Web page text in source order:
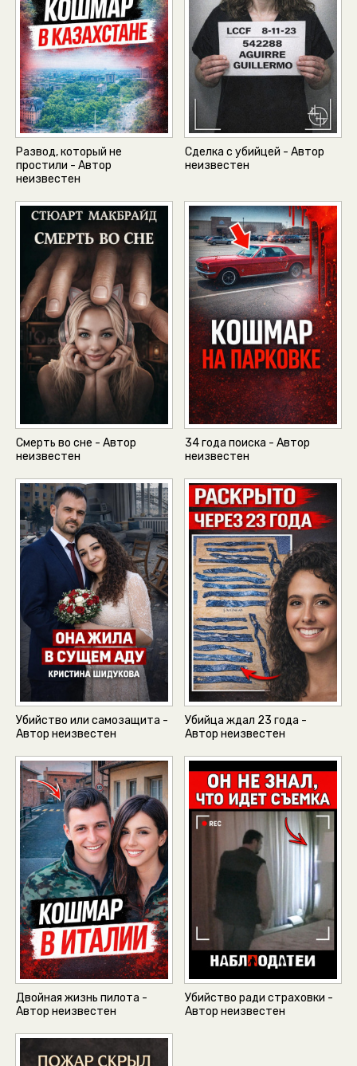
Развод, который не
простили - Автор
неизвестен
Сделка с убийцей - Автор
неизвестен
Смерть во сне - Автор
неизвестен
34 года поиска - Автор
неизвестен
Убийство или самозащита -
Автор неизвестен
Убийца ждал 23 года -
Автор неизвестен
Двойная жизнь пилота -
Автор неизвестен
Убийство ради страховки -
Автор неизвестен